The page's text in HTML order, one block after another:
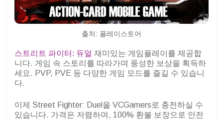
출처: 플레이스토어
스트리트 파이터: 듀얼 재미있는 게임플레이를 제공합
니다. 게임 속 스토리를 따라가며 풍성한 보상을 획득하
세요. PVP, PVE 등 다양한 게임 모드를 즐길 수 있습니
다.
이제 Street Fighter: Duel을 VCGamers로 충전하실 수
있습니다. 가격은 저렴하며, 100% 환불 보장으로 안전